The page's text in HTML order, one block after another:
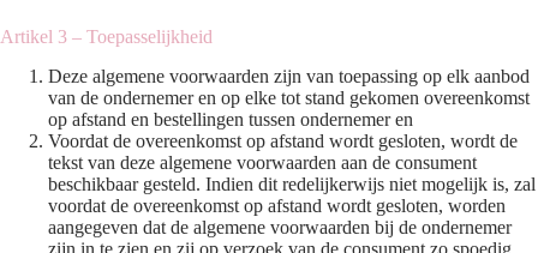
Artikel 3 – Toepasselijkheid
Deze algemene voorwaarden zijn van toepassing op elk aanbod
van de ondernemer en op elke tot stand gekomen overeenkomst
op afstand en bestellingen tussen ondernemer en
Voordat de overeenkomst op afstand wordt gesloten, wordt de
tekst van deze algemene voorwaarden aan de consument
beschikbaar gesteld. Indien dit redelijkerwijs niet mogelijk is, zal
voordat de overeenkomst op afstand wordt gesloten, worden
aangegeven dat de algemene voorwaarden bij de ondernemer
zijn in te zien en zij op verzoek van de consument zo spoedig